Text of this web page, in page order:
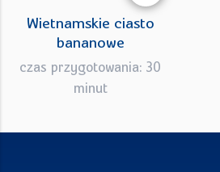
Wietnamskie ciasto
bananowe
czas przygotowania: 30
minut